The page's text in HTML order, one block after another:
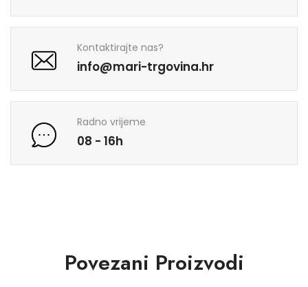
Kontaktirajte nas?
info@mari-trgovina.hr
Radno vrijeme
08 - 16h
Povezani Proizvodi